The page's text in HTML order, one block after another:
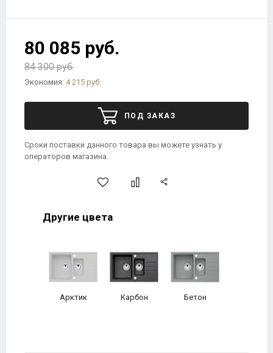
80 085 руб.
84 300 руб.
Экономия: 4 215 руб.
ПОД ЗАКАЗ
Сроки поставки данного товара вы можете узнать у
операторов магазина.
Другие цвета
Арктик Карбон Бетон